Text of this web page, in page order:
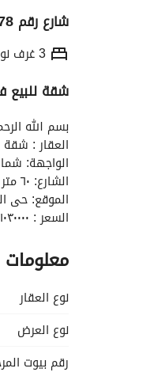
شارع رقم 278، حي المونسية، شرق الرياض، الرياض
3 غرف نوم
التفاصيل
شقة للبيع
بسم الله
العقار : شقة
الواجهة:
الشارع: ٦٠ متر سيدين
الموقع: حى
السعر : ١٠٣٠٠٠٠ريال
لدينا جميع
تسديد
توفير الدفعة
اعلى تمويل
امكانية
نقبل اى
نتعامل مع
معلومات
نوع العقار
نوع العرض
رقم بيوت